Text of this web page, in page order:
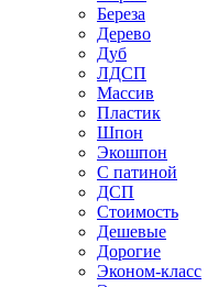
Береза
Дерево
Дуб
ЛДСП
Массив
Пластик
Шпон
Экошпон
С патиной
ДСП
Стоимость
Дешевые
Дорогие
Эконом-класс